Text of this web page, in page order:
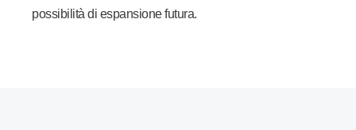
possibilità di espansione futura.